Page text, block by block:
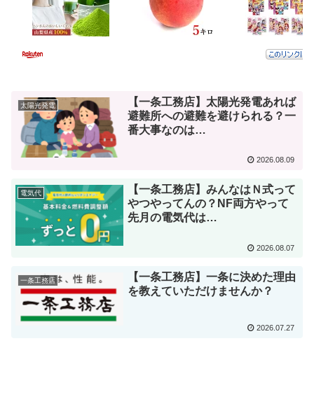
太陽光発電
【一条工務店】太陽光発電あれば
避難所への避難を避けられる？一
番大事なのは…
2026.08.09
電気代
【一条工務店】みんなはＮ式って
やつやってんの？NF両方やって
先月の電気代は…
2026.08.07
一条工務店
【一条工務店】一条に決めた理由
を教えていただけませんか？
2026.07.27